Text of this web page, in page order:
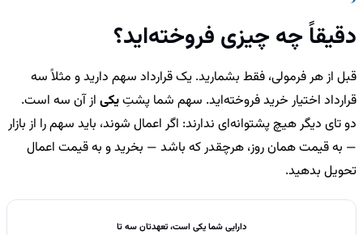
دقیقاً چه چیزی فروخته‌اید؟
قبل از هر فرمولی، فقط بشمارید. یک قرارداد سهم دارید و مثلاً سه
قرارداد اختیار خرید فروخته‌اید. سهم شما پشتِیکی از آن سه است.
دو تای دیگر هیچ پشتوانه‌ای ندارند: اگر اعمال شوند، باید سهم را از بازار
— به قیمت همان روز، هرچقدر که باشد — بخرید و به قیمت اعمال
تحویل بدهید.
دارایی شما یکی است، تعهدتان سه تا